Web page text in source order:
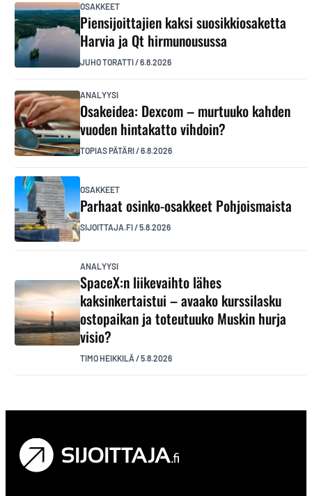
OSAKKEET
Piensijoittajien kaksi suosikkiosaketta
Harvia ja Qt hirmunousussa
JUHO TORATTI/6.8.2026
ANALYYSI
Osakeidea: Dexcom – murtuuko kahden
vuoden hintakatto vihdoin?
TOPIAS PÄTÄRI/6.8.2026
OSAKKEET
Parhaat osinko-osakkeet Pohjoismaista
SIJOITTAJA.FI/5.8.2026
ANALYYSI
SpaceX:n liikevaihto lähes
kaksinkertaistui – avaako kurssilasku
ostopaikan ja toteutuuko Muskin hurja
visio?
TIMO HEIKKILÄ /5.8.2026